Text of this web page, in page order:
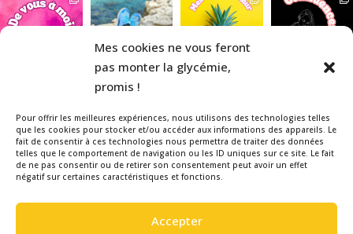
Mes cookies ne vous feront
pas monter la glycémie,
promis !
Pour offrir les meilleures expériences, nous utilisons des technologies telles
que les cookies pour stocker et/ou accéder aux informations des appareils. Le
fait de consentir à ces technologies nous permettra de traiter des données
telles que le comportement de navigation ou les ID uniques sur ce site. Le fait
de ne pas consentir ou de retirer son consentement peut avoir un effet
négatif sur certaines caractéristiques et fonctions.
Accepter
Veuillez noter que la La Belle & le
Diabète est un blog indépendant,
réalisé bénévolement par une
patiente diabétique de type 1, pour